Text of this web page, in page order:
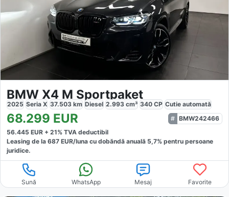
BMW X4 M Sportpaket
2025 Seria X 37.503 km Diesel 2.993 cm³ 340 CP Cutie automată
68.299 EUR
BMW242466
56.445 EUR + 21% TVA deductibil
Leasing de la 687 EUR/luna cu dobăndă anuală 5,7% pentru persoane
juridice.
Sună WhatsApp Mesaj Favorite